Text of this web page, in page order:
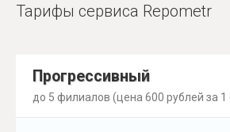
Тарифы сервиса Repometr
Прогрессивный
до 5 филиалов (цена 600 рублей за